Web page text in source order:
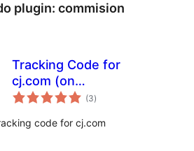
plugin: commision
Tracking Code for
cj.com (on
WooCommerce
(3valoracións
totais
)
code for cj.com